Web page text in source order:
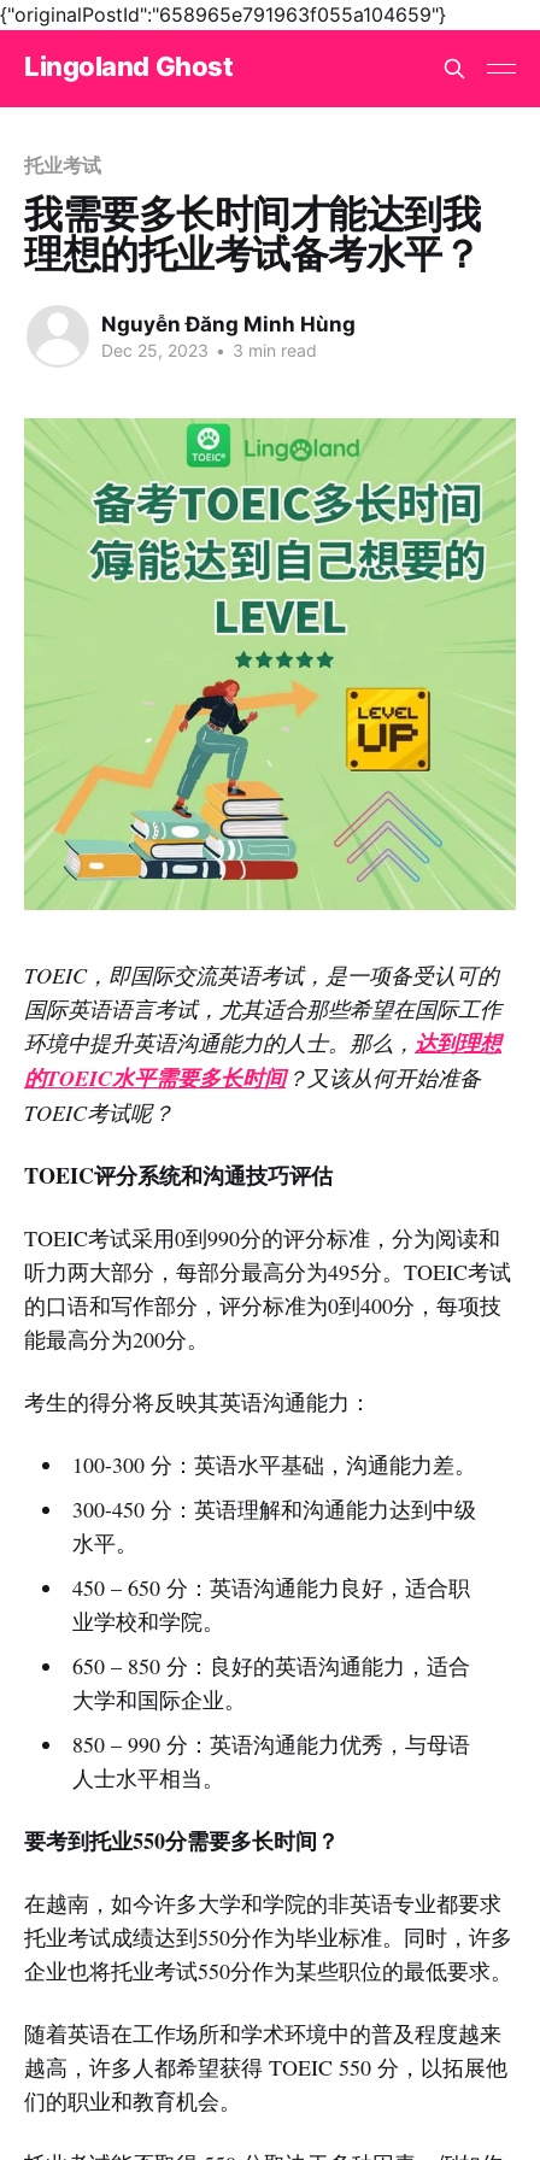
{"originalPostId":"658965e791963f055a104659"}
Lingoland Ghost
托业考试
我需要多长时间才能达到我
理想的托业考试备考水平？
Nguyễn Đăng Minh Hùng
Dec 25, 2023 • 3 min read
TOEIC，即国际交流英语考试，是一项备受认可的
国际英语语言考试，尤其适合那些希望在国际工作
环境中提升英语沟通能力的人士。那么， 达到理想
的TOEIC水平需要多长时间？又该从何开始准备
TOEIC考试呢？
TOEIC评分系统和沟通技巧评估
TOEIC考试采用0到990分的评分标准，分为阅读和
听力两大部分，每部分最高分为495分。TOEIC考试
的口语和写作部分，评分标准为0到400分，每项技
能最高分为200分。
考生的得分将反映其英语沟通能力：
100-300 分：英语水平基础，沟通能力差。
300-450 分：英语理解和沟通能力达到中级
水平。
450 – 650 分：英语沟通能力良好，适合职
业学校和学院。
650 – 850 分：良好的英语沟通能力，适合
大学和国际企业。
850 – 990 分：英语沟通能力优秀，与母语
人士水平相当。
要考到托业550分需要多长时间？
在越南，如今许多大学和学院的非英语专业都要求
托业考试成绩达到550分作为毕业标准。同时，许多
企业也将托业考试550分作为某些职位的最低要求。
随着英语在工作场所和学术环境中的普及程度越来
越高，许多人都希望获得 TOEIC 550 分，以拓展他
们的职业和教育机会。